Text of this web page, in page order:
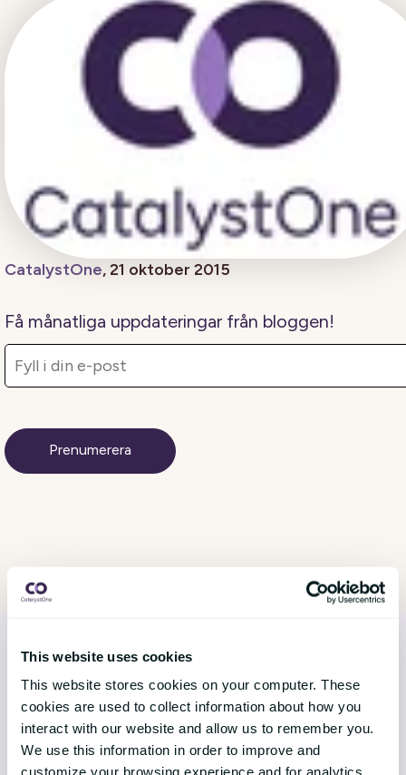
This website uses cookies
This website stores cookies on your computer. These
cookies are used to collect information about how you
interact with our website and allow us to remember you.
We use this information in order to improve and
customize your browsing experience and for analytics
CatalystOne, 21 oktober 2015
Få månatliga uppdateringar från bloggen!
LÖSNINGAR
Core HR